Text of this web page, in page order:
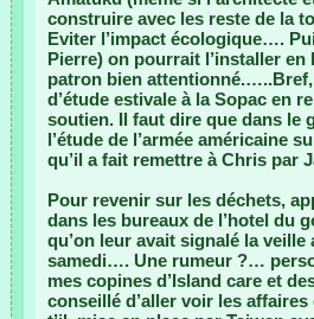
construire avec les reste de la
Eviter l’impact écologique….
Pierre) on pourrait l’installer
patron bien attentionné.…..Bref,
d’étude estivale à la Sopac en
soutien. Il faut dire que dans le
l’étude de l’armée américaine
qu’il a fait remettre à Chris par
Pour revenir sur les déchets,
dans les bureaux de l’hotel du
qu’on leur avait signalé la
samedi…. Une rumeur ?…
mes copines d’Island care et
conseillé d’aller voir les